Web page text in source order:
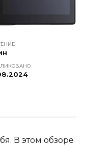
В этом обзоре